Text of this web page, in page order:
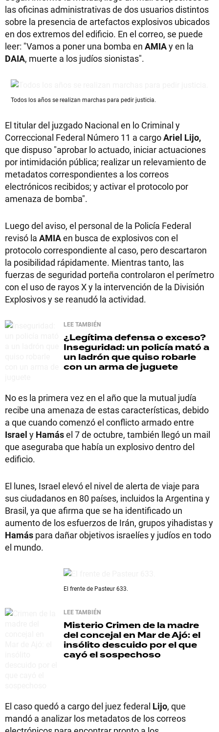
las oficinas administrativas de dos usuarios distintos
sobre la presencia de artefactos explosivos ubicados
en dos extremos del edificio. En el correo, se puede
leer: "Vamos a poner una bomba en AMIAy en la
DAIA, muerte a los judíos sionistas".
Todos los años se realizan marchas para pedir justicia.
El titular del juzgado Nacional en lo Criminal y
Correccional Federal Número 11 a cargoAriel Lijo,
que dispuso "aprobar lo actuado, iniciar actuaciones
por intimidación pública; realizar un relevamiento de
metadatos correspondientes a los correos
electrónicos recibidos; y activar el protocolo por
amenaza de bomba".
Luego del aviso, el personal de la Policía Federal
revisó la AMIAen busca de explosivos con el
protocolo correspondiente al caso, pero descartaron
la posibilidad rápidamente. Mientras tanto, las
fuerzas de seguridad porteña controlaron el perímetro
con el uso de rayos X y la intervención de la División
Explosivos y se reanudó la actividad.
LEE TAMBIÉN
¿Legítima defensa o exceso?
Inseguridad: un policía mató a
un ladrón que quiso robarle
con un arma de juguete
No es la primera vez en el año que la mutual judía
recibe una amenaza de estas características, debido
a que cuando comenzó el conflicto armado entre
Israel y Hamásel 7 de octubre, también llegó un mail
que aseguraba que había un explosivo dentro del
edificio.
El lunes, Israel elevó el nivel de alerta de viaje para
sus ciudadanos en 80 países, incluidos la Argentina y
Brasil, ya que afirma que se ha identificado un
aumento de los esfuerzos de Irán, grupos yihadistas y
Hamás para dañar objetivos israelíes y judíos en todo
el mundo.
El frente de Pasteur 633.
LEE TAMBIÉN
MisterioCrimen de la madre
del concejal en Mar de Ajó: el
insólito descuido por el que
cayó el sospechoso
El caso quedó a cargo del juez federal Lijo, que
mandó a analizar los metadatos de los correos